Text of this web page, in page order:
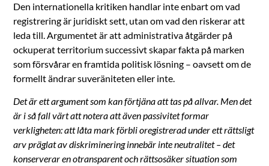
Den internationella kritiken handlar inte enbart om vad
registrering är juridiskt sett, utan om vad den riskerar att
leda till. Argumentet är att administrativa åtgärder på
ockuperat territorium successivt skapar fakta på marken
som försvårar en framtida politisk lösning – oavsett om de
formellt ändrar suveräniteten eller inte.
Det är ett argument som kan förtjäna att tas på allvar. Men det
är i så fall värt att notera att även passivitet formar
verkligheten: att låta mark förbli oregistrerad under ett rättsligt
arv präglat av diskriminering innebär inte neutralitet – det
konserverar en otransparent och rättsosäker situation som